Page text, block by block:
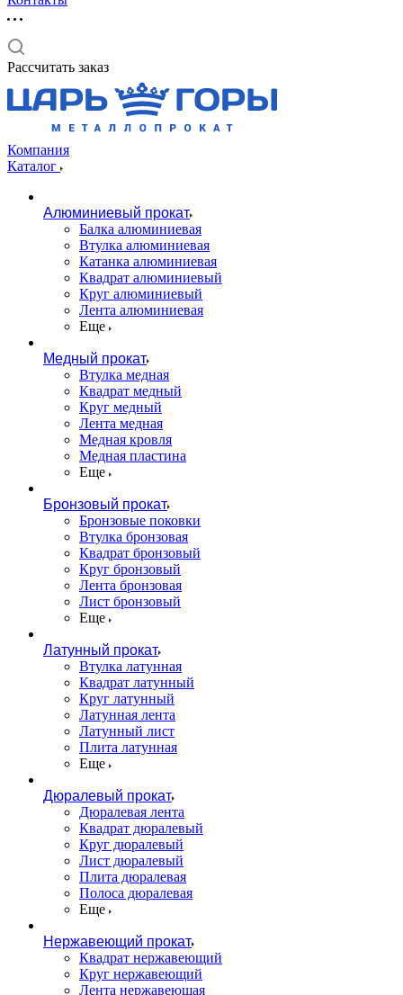
Рассчитать заказ
Компания
Каталог
Алюминиевый прокат
Балка алюминиевая
Втулка алюминиевая
Катанка алюминиевая
Квадрат алюминиевый
Круг алюминиевый
Лента алюминиевая
Еще
Медный прокат
Втулка медная
Квадрат медный
Круг медный
Лента медная
Медная кровля
Медная пластина
Еще
Бронзовый прокат
Бронзовые поковки
Втулка бронзовая
Квадрат бронзовый
Круг бронзовый
Лента бронзовая
Лист бронзовый
Еще
Латунный прокат
Втулка латунная
Квадрат латунный
Круг латунный
Латунная лента
Латунный лист
Плита латунная
Еще
Дюралевый прокат
Дюралевая лента
Квадрат дюралевый
Круг дюралевый
Лист дюралевый
Плита дюралевая
Полоса дюралевая
Еще
Нержавеющий прокат
Квадрат нержавеющий
Круг нержавеющий
Лента нержавеющая